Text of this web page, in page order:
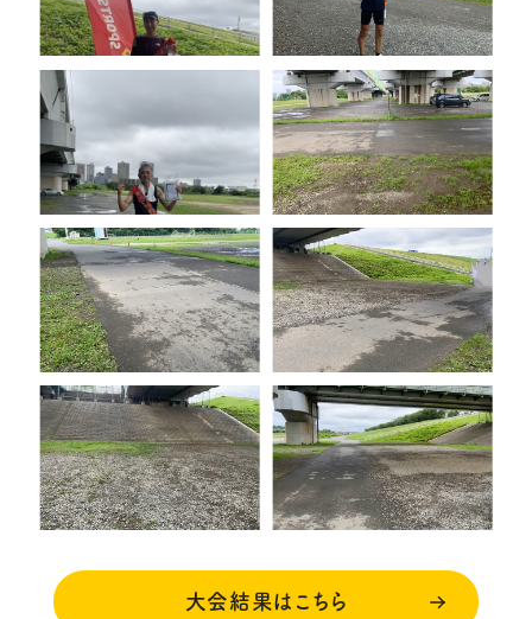
大会結果はこちら